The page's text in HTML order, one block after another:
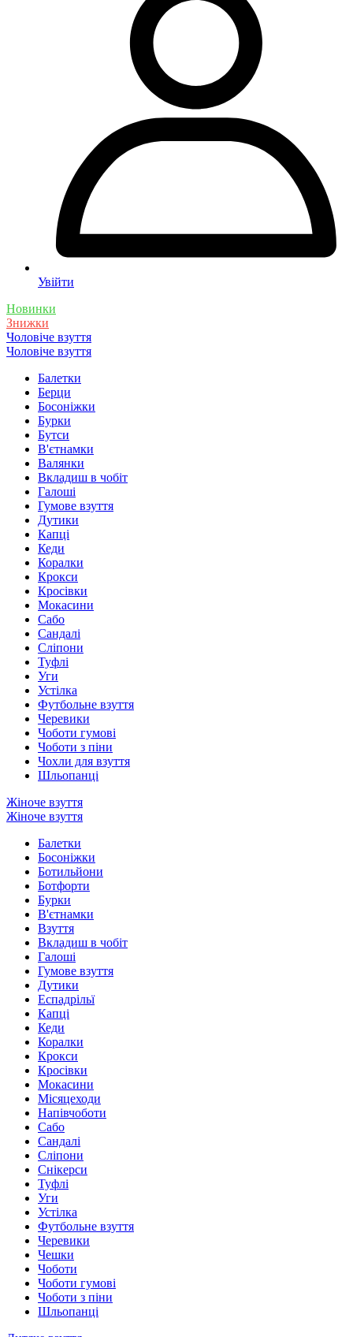
Увійти
Новинки
Знижки
Чоловіче взуття
Чоловіче взуття
Балетки
Берци
Босоніжки
Бурки
Бутси
В'єтнамки
Валянки
Вкладиш в чобіт
Галоші
Гумове взуття
Дутики
Капці
Кеди
Коралки
Крокси
Кросівки
Мокасини
Сабо
Сандалі
Сліпони
Туфлі
Уги
Устілка
Футбольне взуття
Черевики
Чоботи гумові
Чоботи з піни
Чохли для взуття
Шльопанці
Жіноче взуття
Жіноче взуття
Балетки
Босоніжки
Ботильйони
Ботфорти
Бурки
В'єтнамки
Взуття
Вкладиш в чобіт
Галоші
Гумове взуття
Дутики
Еспадрільї
Капці
Кеди
Коралки
Крокси
Кросівки
Мокасини
Місяцеходи
Напівчоботи
Сабо
Сандалі
Сліпони
Снікерси
Туфлі
Уги
Устілка
Футбольне взуття
Черевики
Чешки
Чоботи
Чоботи гумові
Чоботи з піни
Шльопанці